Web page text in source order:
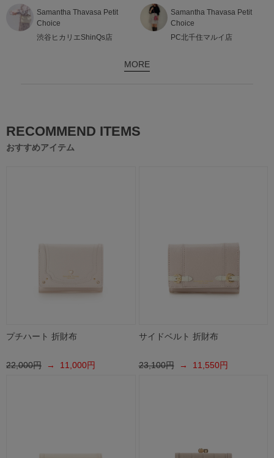
Samantha Thavasa Petit
Choice
渋谷ヒカリエShinQs店
Samantha Thavasa Petit
Choice
PC北千住マルイ店
MORE
RECOMMEND ITEMS
おすすめアイテム
プチハート 折財布
22,000円 → 11,000円
サイドベルト 折財布
23,100円→ 11,550円